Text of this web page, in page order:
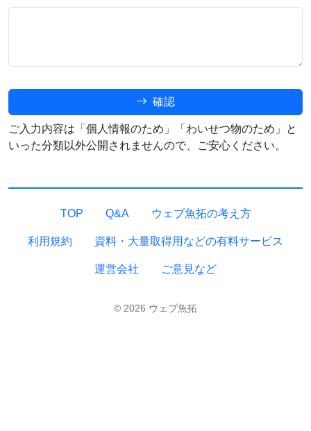
確認
ご入力内容は「個人情報のため」「わいせつ物のため」と
いった分類以外公開されませんので、ご安心ください。
TOP Q&A ウェブ魚拓の考え方
利用規約 資料・大量取得用などの有料サービス
運営会社 ご意見など
© 2026 ウェブ魚拓